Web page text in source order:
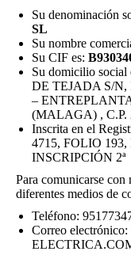
Su denominación
SL
Su nombre
Su CIF es:
Su domicilio
DE TEJADA S/
–
(MALAGA) , C.P.
Inscrita en el
4715, FOLIO
INSCRIPCIÓN 2ª
Para comunicarse con
diferentes medios de
Teléfono:
Correo